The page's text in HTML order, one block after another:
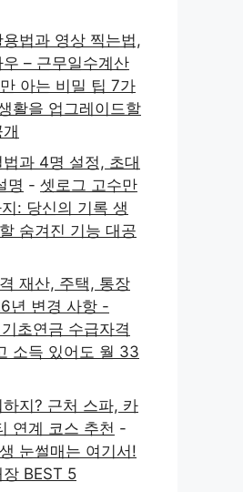
법과 영상 찍는법,
– 근무일수계산
아는 비밀 팁 7가
활을 업그레이드할
과 4명 설정, 초대
명 - 셋로그 고수만
: 당신의 기록 생
숨겨진 기능 대공
재산, 주택, 통장
년 변경 사항 -
초연금 수급자격
소득 있어도 월 33
지? 근처 스파, 카
연계 코스 추천 -
눈썰매는 여기서!
BEST 5